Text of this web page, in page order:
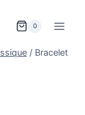
0
/ Bracelet